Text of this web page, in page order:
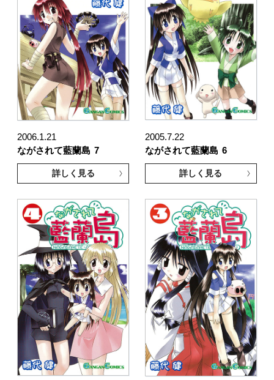
2006.1.21
ながされて藍蘭島 7
詳しく見る
2005.7.22
ながされて藍蘭島 6
詳しく見る